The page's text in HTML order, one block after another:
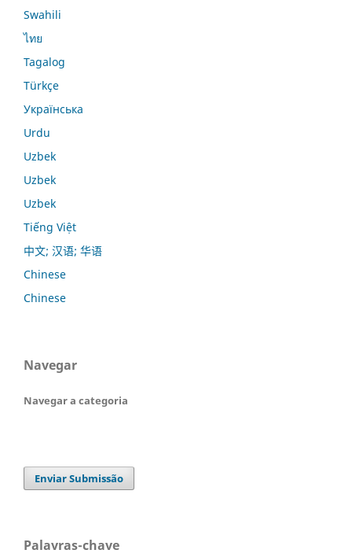
Swahili
ไทย
Tagalog
Türkçe
Українська
Urdu
Uzbek
Uzbek
Uzbek
Tiếng Việt
中文; 汉语; 华语
Chinese
Chinese
Navegar
Navegar a categoria
Enviar Submissão
Palavras-chave